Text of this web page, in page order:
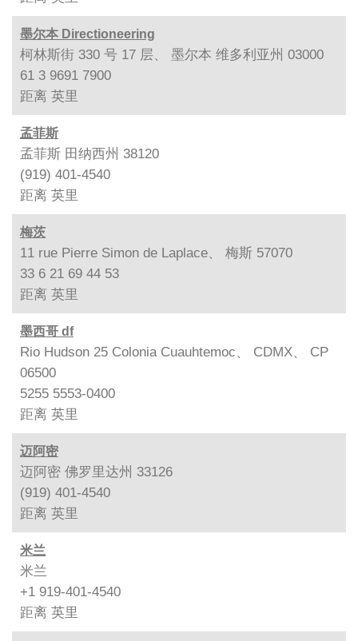
墨尔本 Directioneering
柯林斯街 330 号 17 层、 墨尔本 维多利亚州 03000
61 3 9691 7900
距离 英里
孟菲斯
孟菲斯 田纳西州 38120
(919) 401-4540
距离 英里
梅茨
11 rue Pierre Simon de Laplace、 梅斯 57070
33 6 21 69 44 53
距离 英里
墨西哥 df
Rio Hudson 25 Colonia Cuauhtemoc、 CDMX、 CP
06500
5255 5553-0400
距离 英里
迈阿密
迈阿密 佛罗里达州 33126
(919) 401-4540
距离 英里
米兰
米兰
+1 919-401-4540
距离 英里